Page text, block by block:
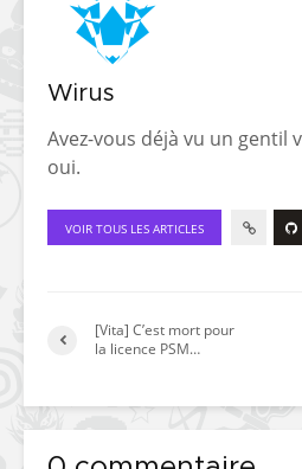
Wirus
Avez-vous déjà vu un gentil
oui.
VOIR TOUS LES ARTICLES
[Vita] C’est mort pour
la licence PSM…